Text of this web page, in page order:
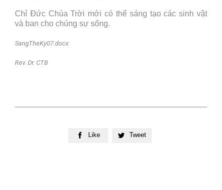
Chỉ Đức Chúa Trời mới có thể sáng tạo các sinh vật
và ban cho chúng sự sống.
SangTheKy07.docx
Rev. Dr. CTB
 Like  Tweet